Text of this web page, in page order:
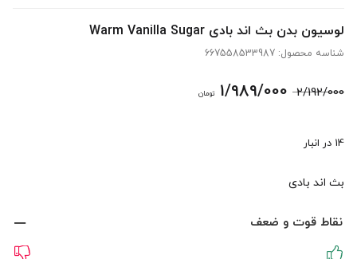
لوسیون بدن بث اند بادی Warm Vanilla Sugar
شناسه محصول: 667558533987
2/192/000 قیمت
1/989/000 تومانقیمت
14 در انبار
بث اند بادی
نقاط قوت و ضعف